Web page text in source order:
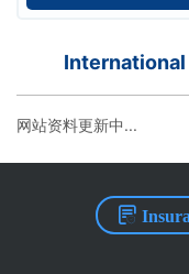
网站资料更新中...